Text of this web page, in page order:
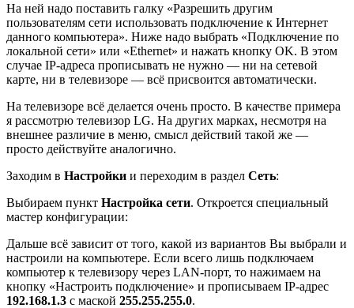
На ней надо поставить галку «Разрешить другим
пользователям сети использовать подключение к Интернет
данного компьютера». Ниже надо выбрать «Подключение по
локальной сети» или «Ethernet» и нажать кнопку OK. В этом
случае IP-адреса прописывать не нужно — ни на сетевой
карте, ни в телевизоре — всё присвоится автоматически.
На телевизоре всё делается очень просто. В качестве примера
я рассмотрю телевизор LG. На других марках, несмотря на
внешнее различие в меню, смысл действий такой же —
просто действуйте аналогично.
Заходим в Настройки и переходим в раздел Сеть:
Выбираем пункт Настройка сети. Откроется специальный
мастер конфигурации:
Дальше всё зависит от того, какой из вариантов Вы выбрали и
настроили на компьютере. Если всего лишь подключаем
компьютер к телевизору через LAN-порт, то нажимаем на
кнопку «Настроить подключение» и прописываем IP-адрес
192.168.1.3 с маской 255.255.255.0.